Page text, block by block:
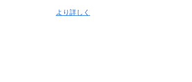
より詳しく